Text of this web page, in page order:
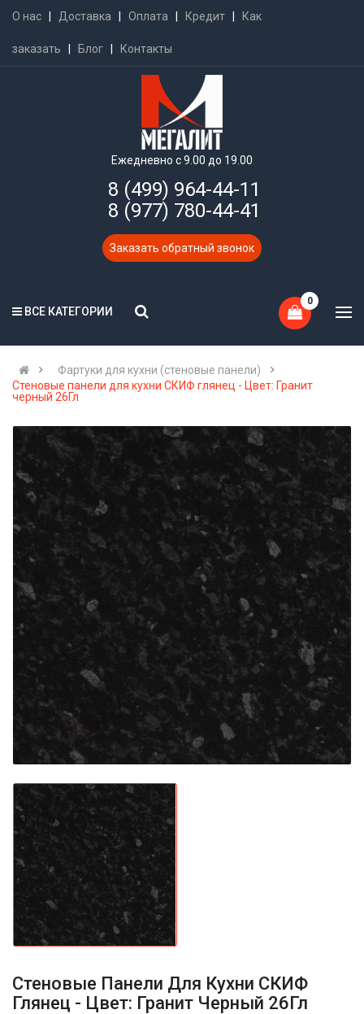
О нас Доставка Оплата Кредит Как
заказать Блог Контакты
Ежедневно с 9.00 до 19.00
8 (499) 964-44-11
8 (977) 780-44-41
Заказать обратный звонок
ВСЕ КАТЕГОРИИ
0
Фартуки для кухни (стеновые панели)
Стеновые панели для кухни СКИФ глянец - Цвет: Гранит
черный 26Гл
Стеновые Панели Для Кухни СКИФ
Глянец - Цвет: Гранит Черный 26Гл